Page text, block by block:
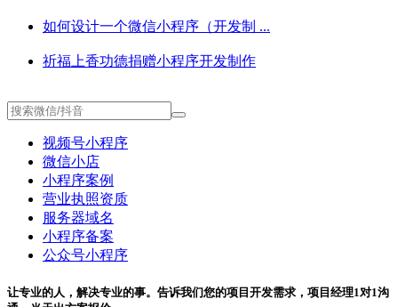
如何设计一个微信小程序（开发制 ...
祈福上香功德捐赠小程序开发制作
视频号小程序
微信小店
小程序案例
营业执照资质
服务器域名
小程序备案
公众号小程序
让专业的人，解决专业的事。告诉我们您的项目开发需求，项目经理1对1沟